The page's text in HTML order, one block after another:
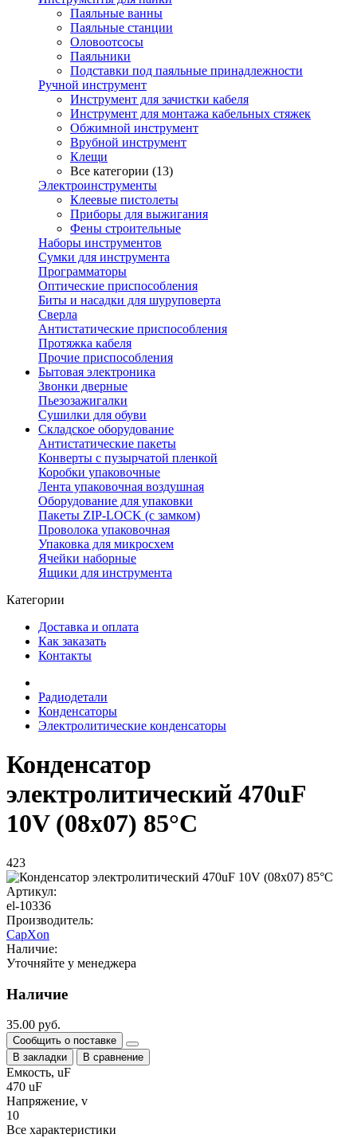
Паяльные ванны
Паяльные станции
Оловоотсосы
Паяльники
Подставки под паяльные принадлежности
Ручной инструмент
Инструмент для зачистки кабеля
Инструмент для монтажа кабельных стяжек
Обжимной инструмент
Врубной инструмент
Клещи
Все категории (13)
Электроинструменты
Клеевые пистолеты
Приборы для выжигания
Фены строительные
Наборы инструментов
Сумки для инструмента
Программаторы
Оптические приспособления
Биты и насадки для шуруповерта
Сверла
Антистатические приспособления
Протяжка кабеля
Прочие приспособления
Бытовая электроника
Звонки дверные
Пьезозажигалки
Сушилки для обуви
Складское оборудование
Антистатические пакеты
Конверты с пузырчатой пленкой
Коробки упаковочные
Лента упаковочная воздушная
Оборудование для упаковки
Пакеты ZIP-LOCK (с замком)
Проволока упаковочная
Упаковка для микросхем
Ячейки наборные
Ящики для инструмента
Категории
Доставка и оплата
Как заказать
Контакты
Радиодетали
Конденсаторы
Электролитические конденсаторы
Конденсатор
электролитический 470uF
10V (08x07) 85°C
423
Артикул:
el-10336
Производитель:
CapXon
Наличие:
Уточняйте у менеджера
Наличие
35.00 руб.
Сообщить о поставке
В закладки
В сравнение
Емкость, uF
470 uF
Напряжение, v
10
Все характеристики